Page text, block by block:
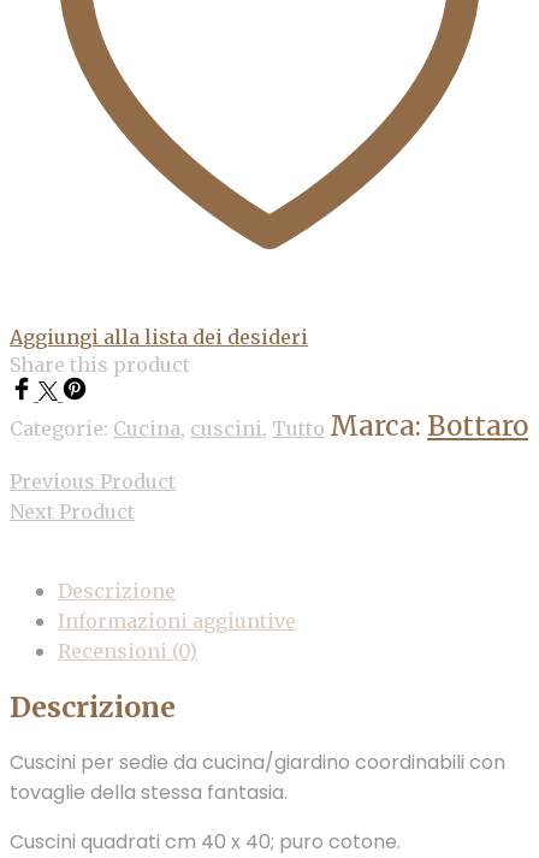
Aggiungi alla lista dei desideri
Share this product
Categorie: Cucina, cuscini, Tutto Marca: Bottaro
Previous Product
Next Product
Descrizione
Informazioni aggiuntive
Recensioni (0)
Descrizione
Cuscini per sedie da cucina/giardino coordinabili con
tovaglie della stessa fantasia.
Cuscini quadrati cm 40 x 40; puro cotone.